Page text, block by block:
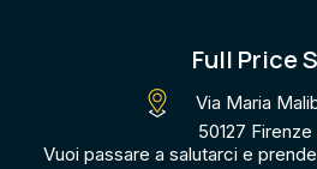
Full Price
Via Maria
50127 Firenze
Vuoi passare a salutarci e